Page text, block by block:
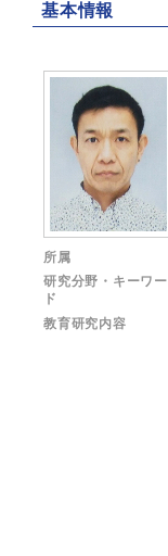
基本情報
所属
研究分野・キーワー
ド
教育研究内容